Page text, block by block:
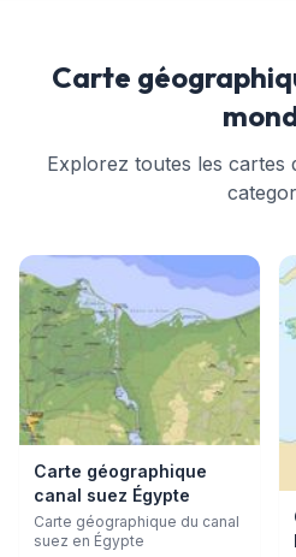
Carte
Explorez toutes les cartes
Carte géographique
canal suez Égypte
Carte géographique du canal
suez en Égypte